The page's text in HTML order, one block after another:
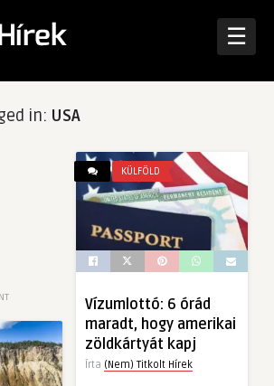
☰
in: USA
KÜLFÖLD
Vízumlottó: 6 órád
maradt, hogy amerikai
zöldkártyát kapj
Írta (Nem) Titkolt Hírek